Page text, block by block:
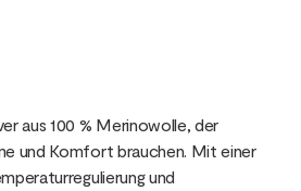
aus 100 % Merinowolle, der
und Komfort brauchen. Mit einer
und